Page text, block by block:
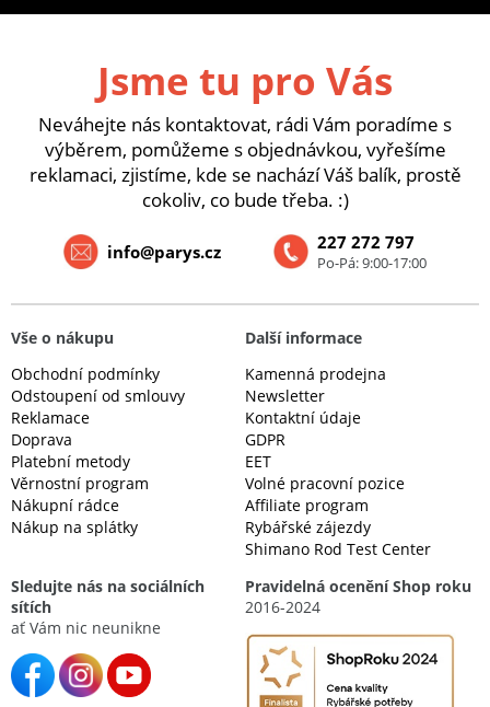
Jsme tu pro Vás
Neváhejte nás kontaktovat, rádi Vám poradíme s
výběrem, pomůžeme s objednávkou, vyřešíme
reklamaci, zjistíme, kde se nachází Váš balík, prostě
cokoliv, co bude třeba. :)
227 272 797
Po-Pá: 9:00-17:00
info@parys.cz
Vše o nákupu
Obchodní podmínky
Odstoupení od smlouvy
Reklamace
Doprava
Platební metody
Věrnostní program
Nákupní rádce
Nákup na splátky
Další informace
Kamenná prodejna
Newsletter
Kontaktní údaje
GDPR
EET
Volné pracovní pozice
Affiliate program
Rybářské zájezdy
Shimano Rod Test Center
Sledujte nás na sociálních
sítích
ať Vám nic neunikne
Pravidelná ocenění Shop roku
2016-2024